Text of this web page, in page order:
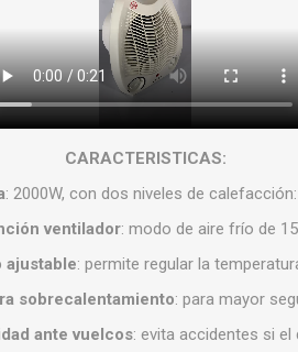
CARACTERISTICAS:
: 2000W, con dos niveles de calefacción:
ventilador: modo de aire frío de
ajustable: permite regular la
sobrecalentamiento: para mayor
ante vuelcos: evita accidentes si el